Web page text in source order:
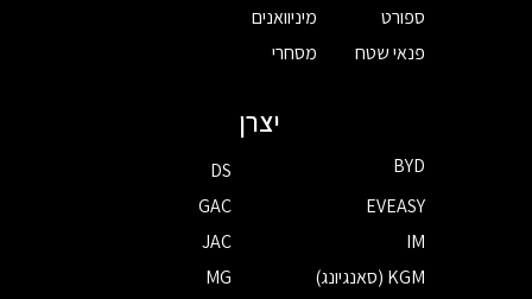
ספורט
פנאי שטח
מיניוואנים
מסחרי
יצרן
BYD
DS
EVEASY
GAC
IM
JAC
KGM (סאנגיונג)
MG